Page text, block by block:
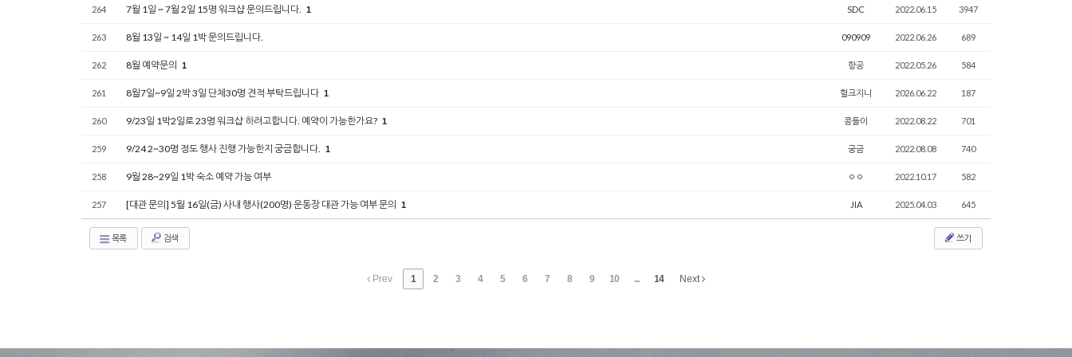
264 7월 1일 ~ 7월 2일 15명 워크샵 문의드립니다. 1 SDC 2022.06.15 3947
263 8월 13일 ~ 14일 1박 문의드립니다. 090909 2022.06.26 689
262 8월 예약문의 1 항공 2022.05.26 584
261 8월7일~9일 2박 3일 단체30명 견적 부탁드립니다 1 헐크지니 2026.06.22 187
260 9/23일 1박2일로 23명 워크샵 하려고합니다. 예약이 가능한가요? 1 콩돌이 2022.08.22 701
259 9/24 2~30명 정도 행사 진행 가능한지 궁금합니다. 1 궁금 2022.08.08 740
258 9월 28~29일 1박 숙소 예약 가능 여부 ㅇㅇ 2022.10.17 582
257 [대관 문의] 5월 16일(금) 사내 행사(200명) 운동장 대관 가능 여부 문의 1 JIA 2025.04.03 645
목록 검색 쓰기
Prev 1 2 3 4 5 6 7 8 9 10 ... 14 Next